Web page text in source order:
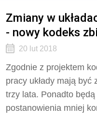
Zmiany w
- nowy kodeks
20 lut 2018
Zgodnie z projektem
pracy układy mają
trzy lata. Ponadto będą
postanowienia mniej